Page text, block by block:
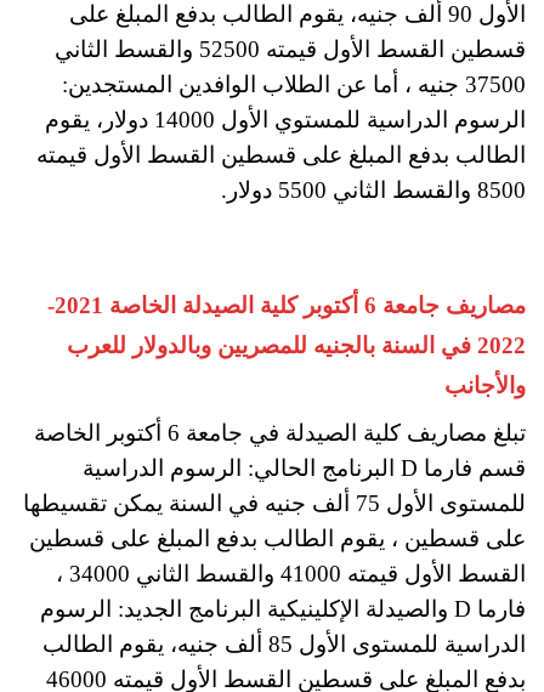
الأول 90 ألف جنيه، يقوم الطالب بدفع المبلغ على
قسطين القسط الأول قيمته 52500 والقسط الثاني
37500 جنيه ، أما عن الطلاب الوافدين المستجدين:
الرسوم الدراسية للمستوي الأول 14000 دولار، يقوم
الطالب بدفع المبلغ على قسطين القسط الأول قيمته
8500 والقسط الثاني 5500 دولار.
مصاريف جامعة 6 أكتوبر كلية الصيدلة الخاصة 2021-
2022 في السنة بالجنيه للمصريين وبالدولار للعرب
والأجانب
تبلغ مصاريف كلية الصيدلة في جامعة 6 أكتوبر الخاصة
قسم فارما D البرنامج الحالي: الرسوم الدراسية
للمستوى الأول 75 ألف جنيه في السنة يمكن تقسيطها
على قسطين ، يقوم الطالب بدفع المبلغ على قسطين
القسط الأول قيمته 41000 والقسط الثاني 34000 ،
فارما D والصيدلة الإكلينيكية البرنامج الجديد: الرسوم
الدراسية للمستوى الأول 85 ألف جنيه، يقوم الطالب
بدفع المبلغ على قسطين القسط الأول قيمته 46000